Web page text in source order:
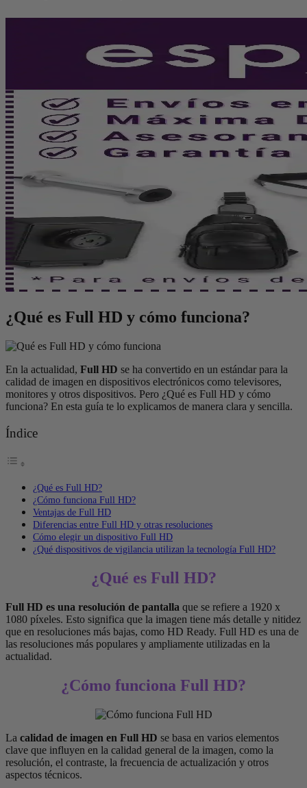
¿Qué es Full HD y cómo funciona?
En la actualidad, Full HD se ha convertido en un estándar para la
calidad de imagen en dispositivos electrónicos como televisores,
monitores y otros dispositivos. Pero ¿Qué es Full HD y cómo
funciona? En esta guía te lo explicamos de manera clara y sencilla.
Índice
¿Qué es Full HD?
¿Cómo funciona Full HD?
Ventajas de Full HD
Diferencias entre Full HD y otras resoluciones
Cómo elegir un dispositivo Full HD
¿Qué dispositivos de vigilancia utilizan la tecnología Full HD?
¿Qué es Full HD?
Full HD es una resolución de pantalla que se refiere a 1920 x
1080 píxeles. Esto significa que la imagen tiene más detalle y nitidez
que en resoluciones más bajas, como HD Ready. Full HD es una de
las resoluciones más populares y ampliamente utilizadas en la
actualidad.
¿Cómo funciona Full HD?
La calidad de imagen en Full HD se basa en varios elementos
clave que influyen en la calidad general de la imagen, como la
resolución, el contraste, la frecuencia de actualización y otros
aspectos técnicos.